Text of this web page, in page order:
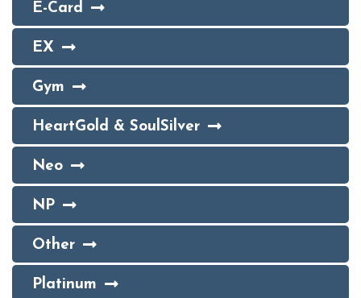
E-Card
EX
Gym
HeartGold & SoulSilver
Neo
NP
Other
Platinum